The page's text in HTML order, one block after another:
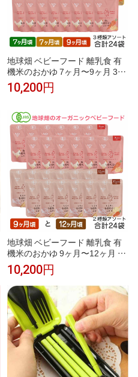
地球畑 ベビーフード 離乳食 有
機米のおかゆ 7ヶ月〜9ヶ月 3種
アソート24袋セット レトルトパ
ウチ オーガニック 無添加 有機
ヶ月
10,200円
地球畑 ベビーフード 離乳食 有
機米のおかゆ 9ヶ月〜12ヶ月 2
種 アソート24袋セット レトル
トパウチ オーガニック 無添加
有機野菜 防災 非常食 10ヶ月 11
ヶ月 1歳
10,200円